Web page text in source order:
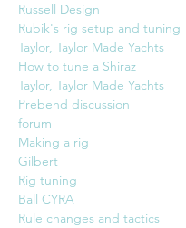
Russell Design
Rubik's rig setup and tuning
Taylor, Taylor Made Yachts
How to tune a Shiraz
Taylor, Taylor Made Yachts
Prebend discussion
forum
Making a rig
Gilbert
Rig tuning
Ball CYRA
Rule changes and